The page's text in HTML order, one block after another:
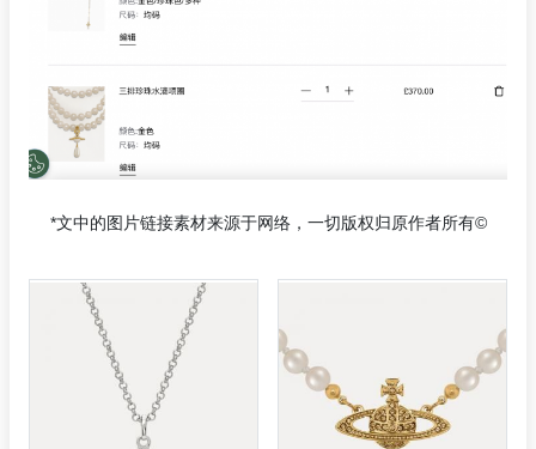
*文中的图片链接素材来源于网络，一切版权归原作者所有©